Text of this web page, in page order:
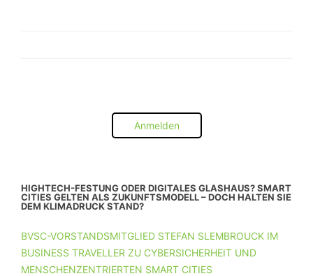
Anmelden
HIGHTECH-FESTUNG ODER DIGITALES GLASHAUS? SMART
CITIES GELTEN ALS ZUKUNFTSMODELL – DOCH HALTEN SIE
DEM KLIMADRUCK STAND?
BVSC-VORSTANDSMITGLIED STEFAN SLEMBROUCK IM
BUSINESS TRAVELLER ZU CYBERSICHERHEIT UND
MENSCHENZENTRIERTEN SMART CITIES